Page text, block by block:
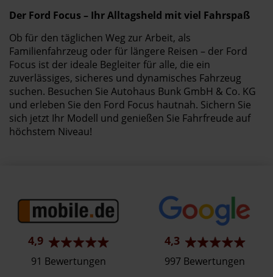
Der Ford Focus – Ihr Alltagsheld mit viel Fahrspaß
Ob für den täglichen Weg zur Arbeit, als
Familienfahrzeug oder für längere Reisen – der Ford
Focus ist der ideale Begleiter für alle, die ein
zuverlässiges, sicheres und dynamisches Fahrzeug
suchen. Besuchen Sie Autohaus Bunk GmbH & Co. KG
und erleben Sie den Ford Focus hautnah. Sichern Sie
sich jetzt Ihr Modell und genießen Sie Fahrfreude auf
höchstem Niveau!
4,9
91 Bewertungen
4,3
997 Bewertungen